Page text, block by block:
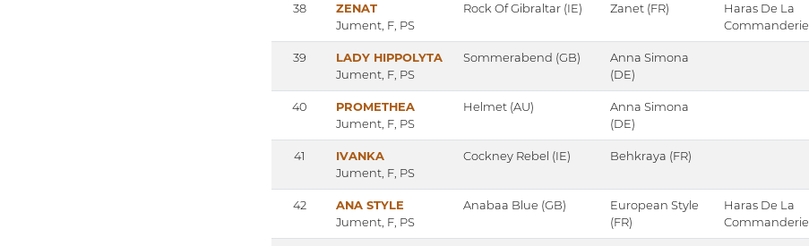
38
ZENAT
Jument, F, PS
Rock Of Gibraltar (IE) Zanet (FR)
Haras De La
Commanderie
39
LADY HIPPOLYTA
Jument, F, PS
Sommerabend (GB)
Anna Simona
(DE)
40
PROMETHEA
Jument, F, PS
Helmet (AU)
Anna Simona
(DE)
41
IVANKA
Jument, F, PS
Cockney Rebel (IE) Behkraya (FR)
42
ANA STYLE
Jument, F, PS
Anabaa Blue (GB)
European Style
(FR)
Haras De La
Commanderie